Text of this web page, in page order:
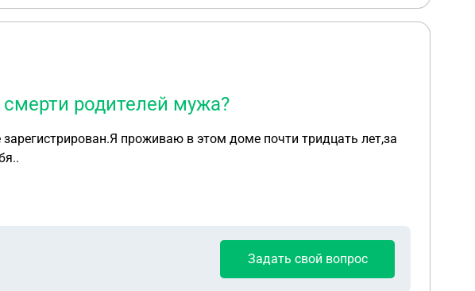
родителей мужа?
проживаю в этом доме почти тридцать лет,за
Задать свой вопрос